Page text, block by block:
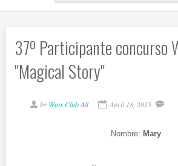
37º Participante concurso
"Magical Story"
by Winx Club All April 18, 2015
Nombre: Mary